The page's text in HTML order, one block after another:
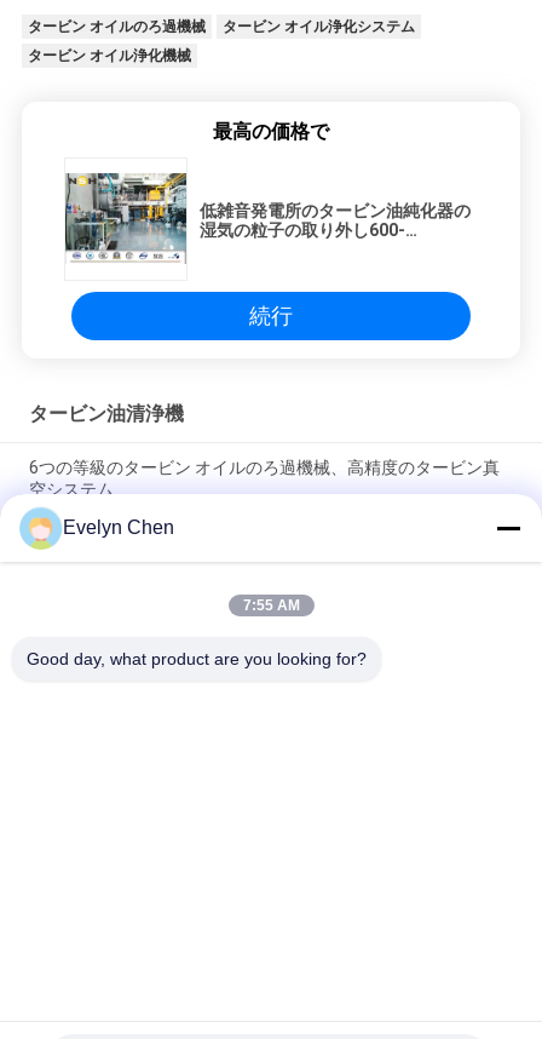
タービン オイルのろ過機械
タービン オイル浄化システム
タービン オイル浄化機械
最高の価格で
低雑音発電所のタービン油純化器の
湿気の粒子の取り外し600-
続行
タービン油清浄機
6つの等級のタービン オイルのろ過機械、高精度のタービン真
空システム
真空のタービン オイルの再生システム高性能をリサイクルする
オイル
低雑音発電所のタービン油純化器の湿気の粒子の取り外し600-
Evelyn Chen
7:55 AM
Good day, what product are you looking for?